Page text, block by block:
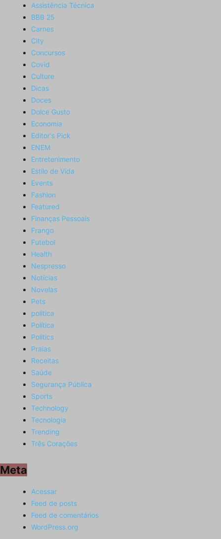
Assistência Técnica
BBB 25
Carnes
City
Concursos
Covid
Culture
Dicas
Doces
Dolce Gusto
Economia
Editor's Pick
ENEM
Entretenimento
Estilo de Vida
Events
Fashion
Featured
Finanças Pessoais
Frango
Futebol
Health
Nespresso
Notícias
Novelas
Pets
politica
Política
Politics
Praias
Receitas
Saúde
Segurança Pública
Sports
Technology
Tecnologia
Trending
Três Corações
Meta
Acessar
Feed de posts
Feed de comentários
WordPress.org